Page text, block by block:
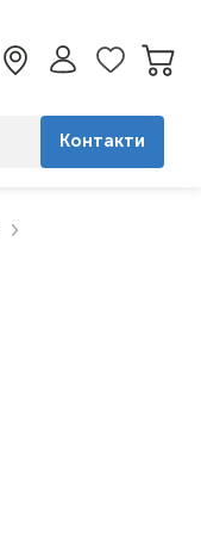
Контакти